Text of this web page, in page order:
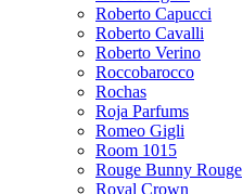
Roberto Capucci
Roberto Cavalli
Roberto Verino
Roccobarocco
Rochas
Roja Parfums
Romeo Gigli
Room 1015
Rouge Bunny Rouge
Royal Crown